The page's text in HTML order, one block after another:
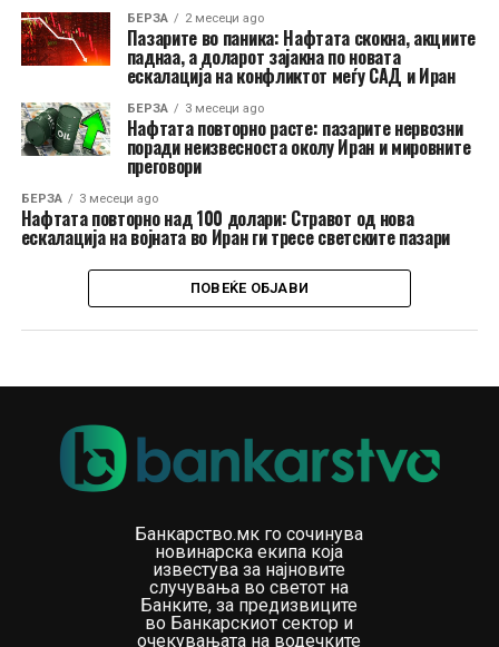
БЕРЗА 2 месеци ago
Пазарите во паника: Нафтата скокна, акциите
паднаа, а доларот зајакна по новата
ескалација на конфликтот меѓу САД и Иран
БЕРЗА 3 месеци ago
Нафтата повторно расте: пазарите нервозни
поради неизвесноста околу Иран и мировните
преговори
БЕРЗА 3 месеци ago
Нафтата повторно над 100 долари: Стравот од нова
ескалација на војната во Иран ги тресе светските пазари
ПОВЕЌЕ ОБЈАВИ
Банкарство.мк го сочинува
новинарска екипа која
известува за најновите
случувања во светот на
Банките, за предизвиците
во Банкарскиот сектор и
очекувањата на водечките